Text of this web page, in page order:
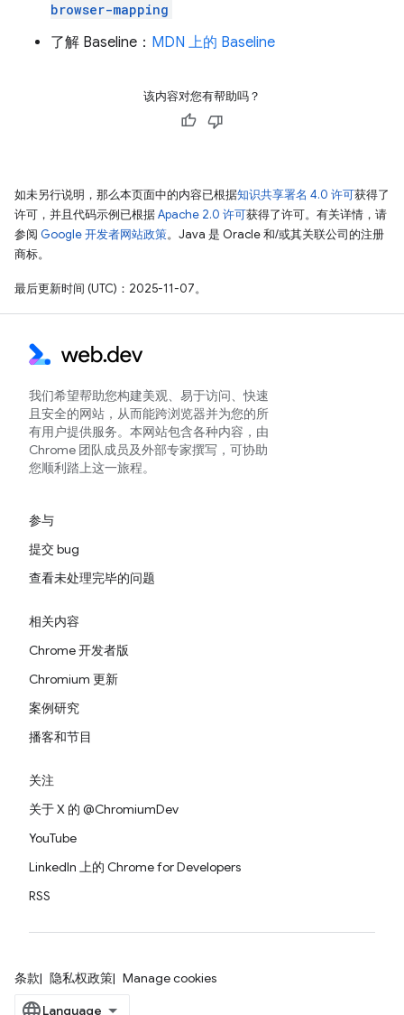
browser-mapping
了解 Baseline： MDN 上的 Baseline
该内容对您有帮助吗？
如未另行说明，那么本页面中的内容已根据知识共享署名 4.0 许可获得了
许可，并且代码示例已根据Apache 2.0 许可获得了许可。有关详情，请
参阅 Google 开发者网站政策。Java 是 Oracle 和/或其关联公司的注册
商标。
最后更新时间 (UTC)：2025-11-07。
我们希望帮助您构建美观、易于访问、快速
且安全的网站，从而能跨浏览器并为您的所
有用户提供服务。本网站包含各种内容，由
Chrome 团队成员及外部专家撰写，可协助
您顺利踏上这一旅程。
参与
提交 bug
查看未处理完毕的问题
相关内容
Chrome 开发者版
Chromium 更新
案例研究
播客和节目
关注
关于 X 的 @ChromiumDev
YouTube
LinkedIn 上的 Chrome for Developers
RSS
条款 隐私权政策 Manage cookies